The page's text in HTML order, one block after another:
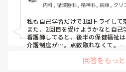
内科, 循環器科, 精神科, 病棟, ク
私も自己学習だけで1回トライして
また、2回目を受けようかなと自己
看護師してると、後半の保健福祉
介護制度が⋯。点数取れなくて。
毎年ちょっと変わるし。 回答をもっ